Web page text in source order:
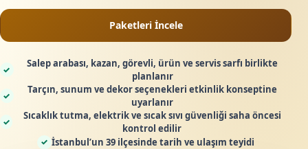
Paketleri İncele
✓
Salep arabası, kazan, görevli, ürün ve servis sarfı birlikte
planlanır
✓
Tarçın, sunum ve dekor seçenekleri etkinlik konseptine
uyarlanır
✓
Sıcaklık tutma, elektrik ve sıcak sıvı güvenliği saha öncesi
kontrol edilir
✓ İstanbul’un 39 ilçesinde tarih ve ulaşım teyidi